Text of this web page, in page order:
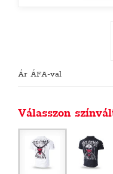
Ár ÁFA-val
Válasszon